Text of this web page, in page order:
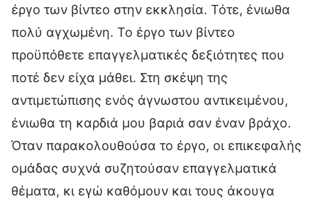
έργο των βίντεο στην εκκλησία. Τότε, ένιωθα
πολύ αγχωμένη. Το έργο των βίντεο
προϋπόθετε επαγγελματικές δεξιότητες που
ποτέ δεν είχα μάθει. Στη σκέψη της
αντιμετώπισης ενός άγνωστου αντικειμένου,
ένιωθα τη καρδιά μου βαριά σαν έναν βράχο.
Όταν παρακολουθούσα το έργο, οι επικεφαλής
ομάδας συχνά συζητούσαν επαγγελματικά
θέματα, κι εγώ καθόμουν και τους άκουγα